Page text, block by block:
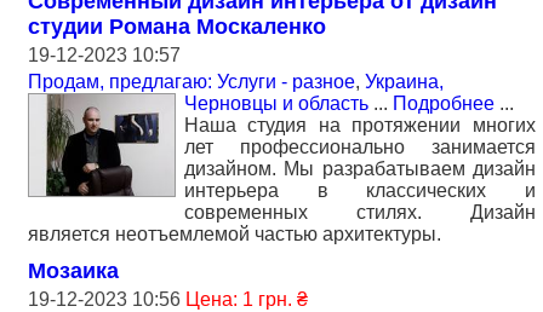
студии Романа Москаленко
19-12-2023 10:57
Продам, предлагаю: Услуги - разное, Украина,
Черновцы и область ... Подробнее ...
Наша студия на протяжении многих
лет профессионально занимается
дизайном. Мы разрабатываем дизайн
интерьера в классических и
современных стилях. Дизайн
является неотъемлемой частью архитектуры.
Мозаика
19-12-2023 10:56 Цена: 1 грн. ₴